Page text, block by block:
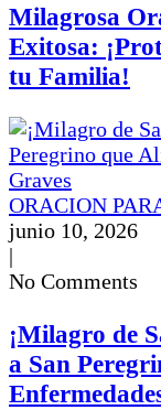
Milagrosa
Exitosa:
tu Familia!
ORACION
junio 10, 2026
|
No Comments
¡Milagro de
a San